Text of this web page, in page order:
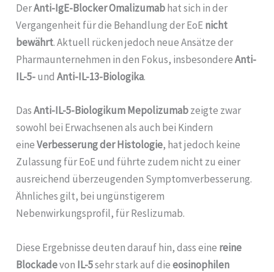
DerAnti-IgE-Blocker Omalizumabhat sich in der
Vergangenheit für die Behandlung der EoEnicht
bewährt. Aktuell rücken jedoch neue Ansätze der
Pharmaunternehmen in den Fokus, insbesondereAnti-
IL-5-undAnti-IL-13-Biologika.
DasAnti-IL-5-Biologikum Mepolizumabzeigte zwar
sowohl bei Erwachsenen als auch bei Kindern
eineVerbesserung der Histologie, hat jedoch keine
Zulassung für EoE und führte zudem nicht zu einer
ausreichend überzeugenden Symptomverbesserung.
Ähnliches gilt, bei ungünstigerem
Nebenwirkungsprofil, für Reslizumab.
Diese Ergebnisse deuten darauf hin, dass eine reine
Blockadevon IL-5sehr stark auf dieeosinophilen